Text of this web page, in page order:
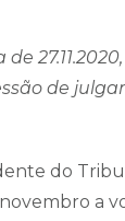
de
do
a